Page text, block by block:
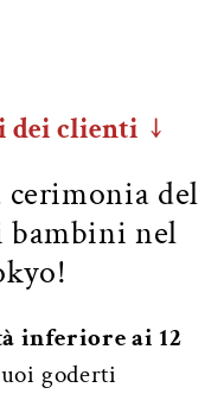
dei clienti ↓
del
bambini nel
inferiore ai 12
goderti